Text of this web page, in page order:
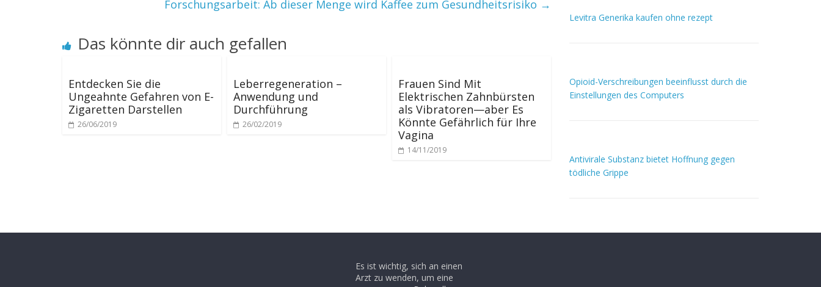
Forschungsarbeit: Ab dieser Menge wird Kaffee zum Gesundheitsrisiko →
Das könnte dir auch gefallen
Entdecken Sie die
Ungeahnte Gefahren von E-
Zigaretten Darstellen
26/06/2019
Leberregeneration –
Anwendung und
Durchführung
26/02/2019
Frauen Sind Mit
Elektrischen Zahnbürsten
als Vibratoren—aber Es
Könnte Gefährlich für Ihre
Vagina
14/11/2019
Levitra Generika kaufen ohne rezept
Opioid-Verschreibungen beeinflusst durch die
Einstellungen des Computers
Antivirale Substanz bietet Hoffnung gegen
tödliche Grippe
Es ist wichtig, sich an einen
Arzt zu wenden, um eine